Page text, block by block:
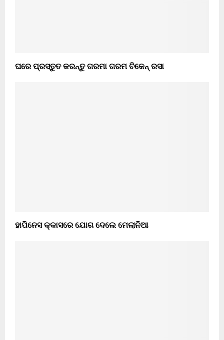
ଘରେ ପ୍ରସ୍ତୁତ କରନ୍ତୁ ଗରମା ଗରମ ଚିକେନ୍ ରସା
ହାପିନେସ କ୍କାସରେ ଯୋଗ ଦେଲେ ମେଲାନିଆ